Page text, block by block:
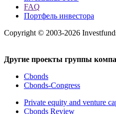
FAQ
Портфель инвестора
Copyright © 2003-2026
Другие проекты группы
Cbonds
Cbonds-Congress
Private equity and venture
Cbonds Review